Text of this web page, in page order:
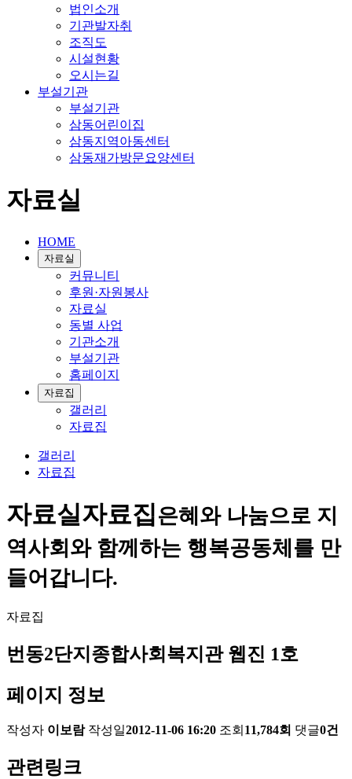
법인소개
기관발자취
조직도
시설현황
오시는길
부설기관
부설기관
삼동어린이집
삼동지역아동센터
삼동재가방문요양센터
자료실
HOME
자료실
커뮤니티
후원·자원봉사
자료실
동별 사업
기관소개
부설기관
홈페이지
자료집
갤러리
자료집
갤러리
자료집
자료실자료집은혜와 나눔으로 지
역사회와 함께하는 행복공동체를 만
들어갑니다.
자료집
번동2단지종합사회복지관 웹진 1호
페이지 정보
작성자 이보람 작성일2012-11-06 16:20 조회 11,784회 댓글0건
관련링크